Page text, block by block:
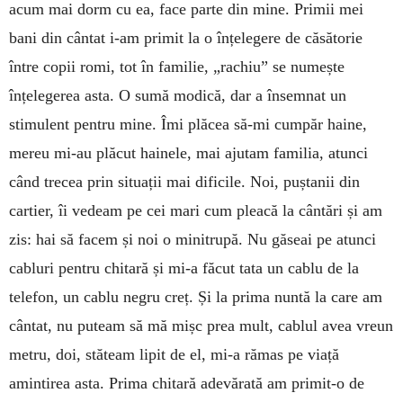
acum mai dorm cu ea, face parte din mine. Primii mei
bani din cântat i-am primit la o înțelegere de căsătorie
între copii romi, tot în familie, „rachiu” se numește
înțelegerea asta. O sumă modică, dar a însemnat un
stimulent pentru mine. Îmi plăcea să-mi cumpăr haine,
mereu mi-au plăcut hainele, mai ajutam familia, atunci
când trecea prin situații mai dificile. Noi, puștanii din
cartier, îi vedeam pe cei mari cum pleacă la cântări și am
zis: hai să facem și noi o minitrupă. Nu găseai pe atunci
cabluri pentru chitară și mi-a făcut tata un cablu de la
telefon, un cablu negru creț. Și la prima nuntă la care am
cântat, nu puteam să mă mișc prea mult, cablul avea vreun
metru, doi, stăteam lipit de el, mi-a rămas pe viață
amintirea asta. Prima chitară adevărată am primit-o de